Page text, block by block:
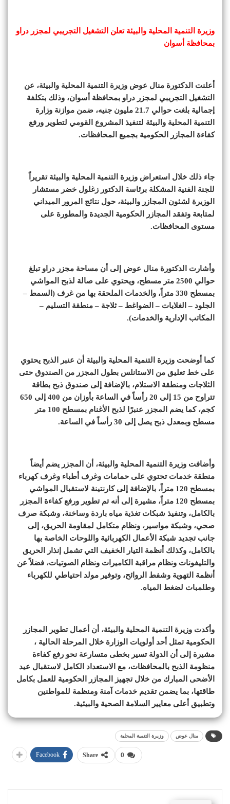
وزيرة التنمية المحلية والبيئة تعلن التشغيل التجريبي لمجزر دراو
بمحافظة أسوان
أعلنت الدكتورة منال عوض وزيرة التنمية المحلية والبيئة، عن
التشغيل التجريبي لمجزر دراو بمحافظة أسوان، وذلك بتكلفة
إجمالية بلغت حوالي 21.7 مليون جنيه، ضمن موازنة وزارة
التنمية المحلية والبيئة لتنفيذ المشروع القومي لتطوير ورفع
كفاءة المجازر الحكومية بجميع المحافظات.
جاء ذلك خلال استعراض وزيرة التنمية المحلية والبيئة تقريراً
للجنة الفنية المشكلة برئاسة الدكتور زغلول خضر مستشار
الوزيرة لشئون المجازر والبيئة، حول نتائج المرور الميداني
لمتابعة وتفقد المجازر الحكومية الجديدة والمطورة على
مستوى المحافظات.
وأشارت الدكتورة منال عوض إلى أن مساحة مجزر دراو تبلغ
حوالي 2500 متر مسطح، ويحتوي على صالة لذبح المواشي
بمسطح 330 متراً، والخدمات الملحقة بها من غرف (السمط –
الجلود – الغلايات – الضواغط – ثلاجة – منطقة التسليم –
المكاتب الإدارية والخدمات).
كما أوضحت وزيرة التنمية المحلية والبيئة أن عنبر الذبح يحتوي
على خط تعليق من الاستانلس بطول المجزر من الصندوق حتى
الثلاجات ومنطقة الاستلام، بالإضافة إلى صندوق ذبح بطاقة
تتراوح من 15 إلى 20 رأساً في الساعة بأوزان من 400 إلى 650
كجم، كما يضم المجزر عنبرًا لذبح الأغنام بمسطح 100 متر
مسطح وبمعدل ذبح يصل إلى 30 رأساً في الساعة.
وأضافت وزيرة التنمية المحلية والبيئة، أن المجزر يضم أيضاً
منطقة خدمات تحتوي على حمامات وغرف أطباء وغرف كهرباء
بمسطح 120 متراً، بالإضافة إلى كارنتينة لاستقبال المواشي
بمسطح 120 متراً، مشيرة إلى أنه تم تطوير ورفع كفاءة المجزر
بالكامل، وتنفيذ شبكات تغذية مياه باردة وساخنة، وشبكة صرف
صحي، وشبكة مواسير، ونظام متكامل لمقاومة الحريق، إلى
جانب تجديد شبكة الأعمال الكهربائية واللوحات الخاصة بها
بالكامل، وكذلك أنظمة التيار الخفيف التي تشمل إنذار الحريق
والتليفونات ونظام مراقبة الكاميرات ونظام الصوتيات، فضلاً عن
أنظمة التهوية وشفط الروائح، وتوفير مولد احتياطي للكهرباء
وطلمبات لضغط المياه.
وأكدت وزيرة التنمية المحلية والبيئة، أن أعمال تطوير المجازر
الحكومية تمثل أحد أولويات الوزارة خلال المرحلة الحالية ،
مشيرة إلى أن الدولة تسير بخطى متسارعة نحو رفع كفاءة
منظومة الذبح بالمحافظات، مع الاستعداد الكامل لاستقبال عيد
الأضحى المبارك من خلال تجهيز المجازر الحكومية للعمل بكامل
طاقتها، بما يضمن تقديم خدمات آمنة ومنظمة للمواطنين
وتطبيق أعلى معايير السلامة الصحية والبيئية.
منال عوض وزيرة التنمية المحلية
0
Share
Facebook